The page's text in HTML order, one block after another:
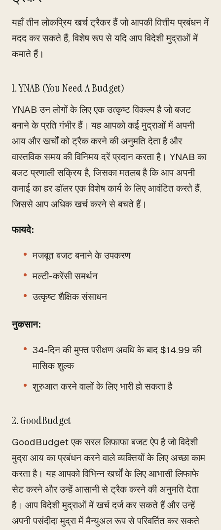
यहाँ तीन लोकप्रिय खर्च ट्रैकर हैं जो आपकी वित्तीय प्रबंधन में
मदद कर सकते हैं, विशेष रूप से यदि आप विदेशी मुद्राओं में
कमाते हैं।
1. YNAB (You Need A Budget)
YNAB उन लोगों के लिए एक उत्कृष्ट विकल्प है जो बजट
बनाने के प्रति गंभीर हैं। यह आपको कई मुद्राओं में अपनी
आय और खर्चों को ट्रैक करने की अनुमति देता है और
वास्तविक समय की विनिमय दरें प्रदान करता है। YNAB का
बजट प्रणाली सक्रिय है, जिसका मतलब है कि आप अपनी
कमाई का हर डॉलर एक विशेष कार्य के लिए आवंटित करते हैं,
जिससे आप अधिक खर्च करने से बचते हैं।
फायदे:
मजबूत बजट बनाने के उपकरण
मल्टी-करेंसी समर्थन
उत्कृष्ट शैक्षिक संसाधन
नुकसान:
34-दिन की मुफ्त परीक्षण अवधि के बाद $14.99 की
मासिक शुल्क
शुरुआत करने वालों के लिए भारी हो सकता है
2. GoodBudget
GoodBudget एक सरल लिफाफा बजट ऐप है जो विदेशी
मुद्रा आय का प्रबंधन करने वाले व्यक्तियों के लिए अच्छा काम
करता है। यह आपको विभिन्न खर्चों के लिए आभासी लिफाफे
सेट करने और उन्हें आसानी से ट्रैक करने की अनुमति देता
है। आप विदेशी मुद्राओं में खर्च दर्ज कर सकते हैं और उन्हें
अपनी पसंदीदा मुद्रा में मैन्युअल रूप से परिवर्तित कर सकते